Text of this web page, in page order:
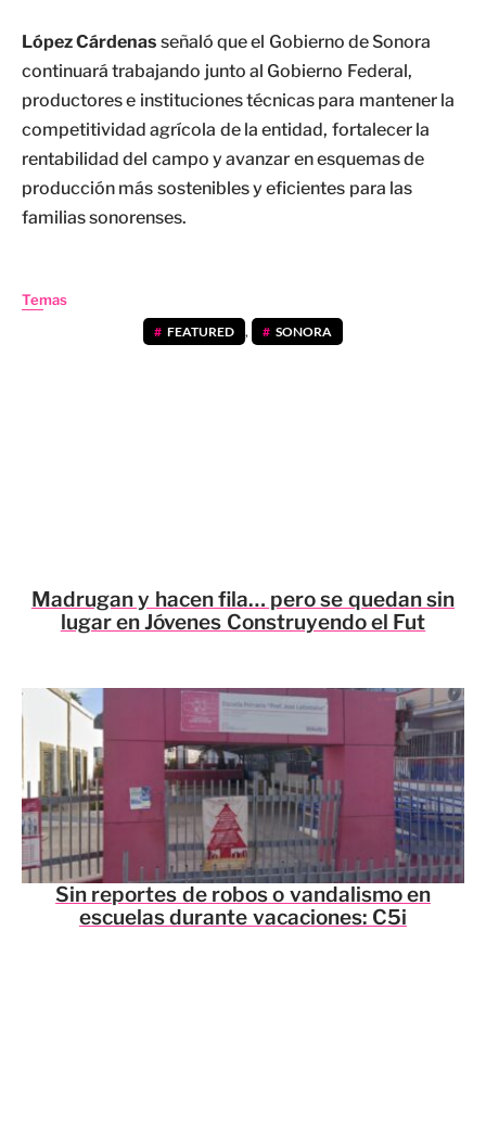
López Cárdenas señaló que el Gobierno de Sonora
continuará trabajando junto al Gobierno Federal,
productores e instituciones técnicas para mantener la
competitividad agrícola de la entidad, fortalecer la
rentabilidad del campo y avanzar en esquemas de
producción más sostenibles y eficientes para las
familias sonorenses.
Temas
FEATURED , SONORA
Madrugan y hacen fila… pero se quedan sin
lugar en Jóvenes Construyendo el Fut
Sin reportes de robos o vandalismo en
escuelas durante vacaciones: C5i